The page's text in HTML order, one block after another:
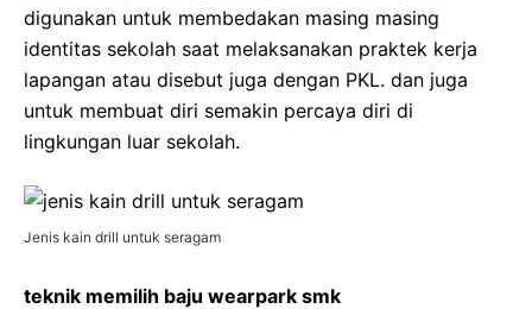
digunakan untuk membedakan masing masing
identitas sekolah saat melaksanakan praktek kerja
lapangan atau disebut juga dengan PKL. dan juga
untuk membuat diri semakin percaya diri di
lingkungan luar sekolah.
Jenis kain drill untuk seragam
teknik memilih baju wearpark smk